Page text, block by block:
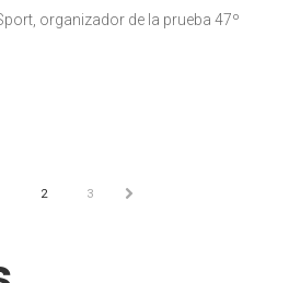
organizador de la prueba 47º
2 3 NEXT